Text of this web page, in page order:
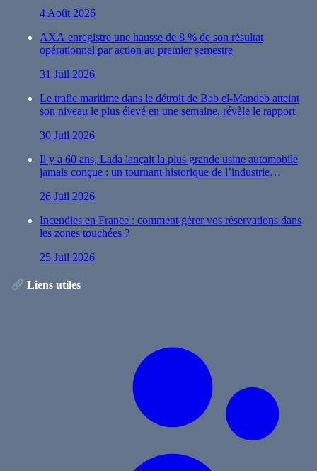
4 Août 2026
AXA enregistre une hausse de 8 % de son résultat
opérationnel par action au premier semestre
31 Juil 2026
Le trafic maritime dans le détroit de Bab el-Mandeb atteint
son niveau le plus élevé en une semaine, révèle le rapport
30 Juil 2026
Il y a 60 ans, Lada lançait la plus grande usine automobile
jamais conçue : un tournant historique de l’industrie
26 Juil 2026
Incendies en France : comment gérer vos réservations dans
les zones touchées ?
25 Juil 2026
Liens utiles